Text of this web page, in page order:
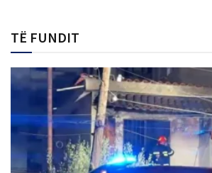
TË FUNDIT